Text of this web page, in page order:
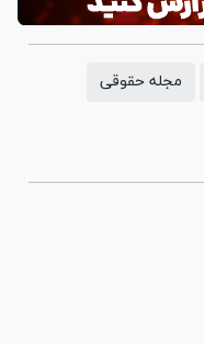
مجله حقوقی